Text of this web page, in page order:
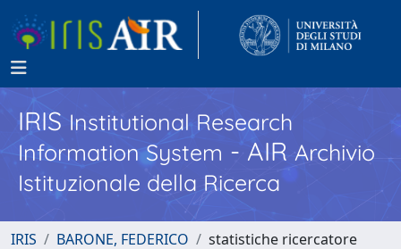
IRISInstitutional Research
Information System - AIR Archivio
Istituzionale della Ricerca
IRIS BARONE, FEDERICO statistiche ricercatore